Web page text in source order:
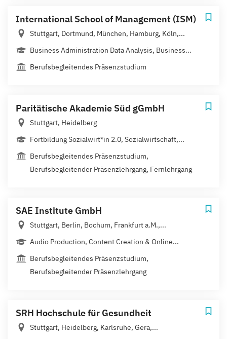
International School of Management (ISM)
Stuttgart, Dortmund, München, Hamburg, Köln,...
Business Administration Data Analysis, Business...
Berufsbegleitendes Präsenzstudium
Paritätische Akademie Süd gGmbH
Stuttgart, Heidelberg
Fortbildung Sozialwirt*in 2.0, Sozialwirtschaft,...
Berufsbegleitendes Präsenzstudium,
Berufsbegleitender Präsenzlehrgang, Fernlehrgang
SAE Institute GmbH
Stuttgart, Berlin, Bochum, Frankfurt a.M.,...
Audio Production, Content Creation & Online...
Berufsbegleitendes Präsenzstudium,
Berufsbegleitender Präsenzlehrgang
SRH Hochschule für Gesundheit
Stuttgart, Heidelberg, Karlsruhe, Gera,...